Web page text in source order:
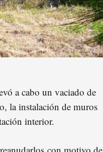
a cabo un vaciado de
la instalación de muros
interior.